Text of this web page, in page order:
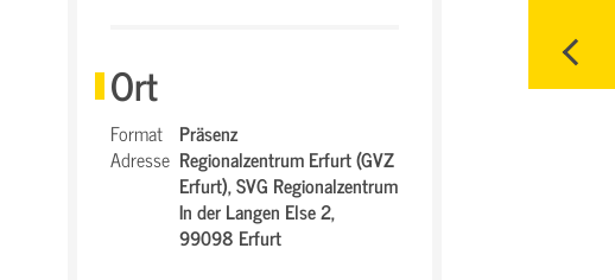
Ort
Format Präsenz
Adresse Regionalzentrum Erfurt (GVZ
Erfurt),SVG Regionalzentrum
In der Langen Else 2,
99098 Erfurt